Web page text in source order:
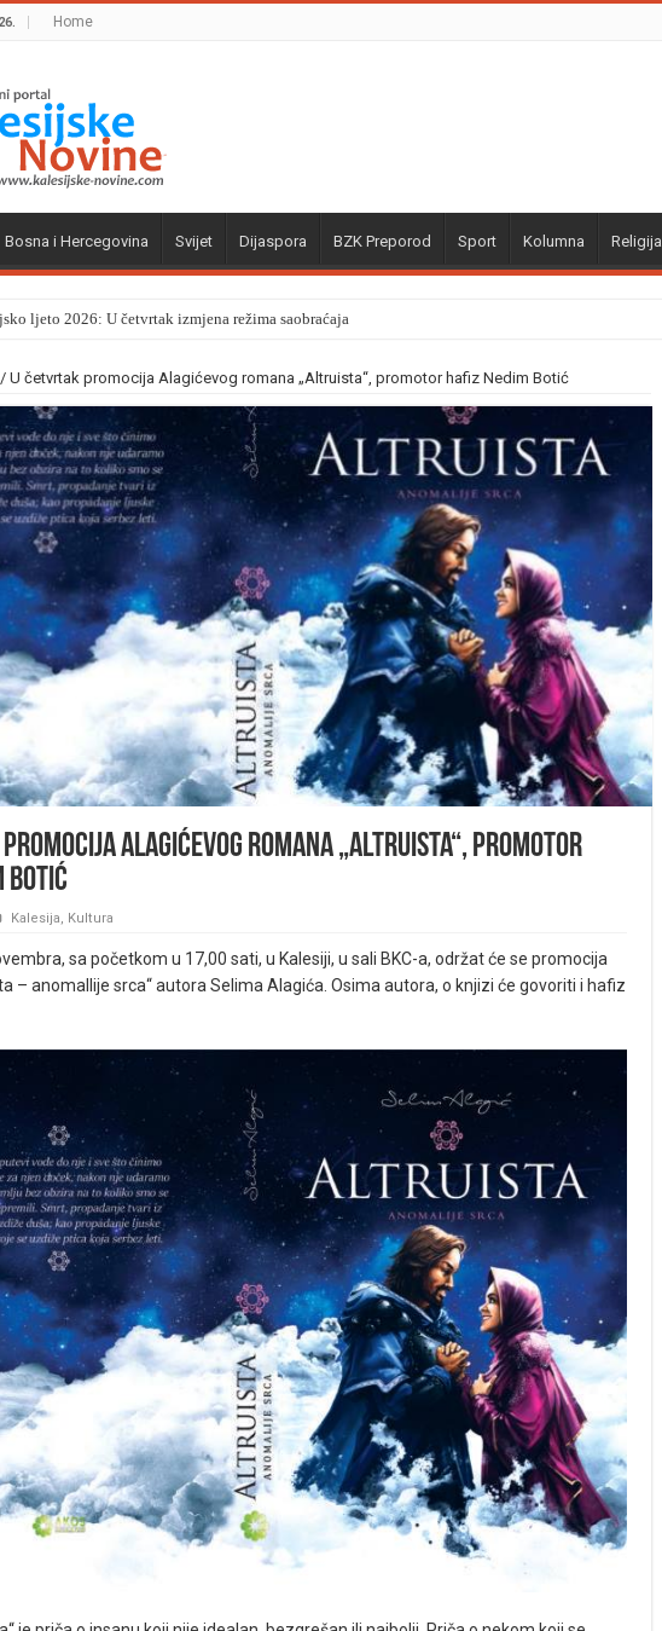
Home
Bosna i Hercegovina Svijet Dijaspora BZK Preporod Sport Kolumna Religija
ljeto 2026: U četvrtak izmjena režima saobraćaja
/ U četvrtak promocija Alagićevog romana „Altruista“, promotor hafiz Nedim Botić
Alagićevog romana „Altruista“, promotor
Botić
Kalesija, Kultura
sa početkom u 17,00 sati, u Kalesiji, u sali BKC-a, održat će se promocija
– anomallije srca“ autora Selima Alagića. Osima autora, o knjizi će govoriti i hafiz